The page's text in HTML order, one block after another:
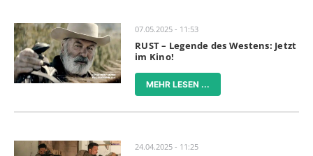
07.05.2025 - 11:53
RUST – Legende des Westens: Jetzt
im Kino!
MEHR LESEN ...
24.04.2025 - 11:25